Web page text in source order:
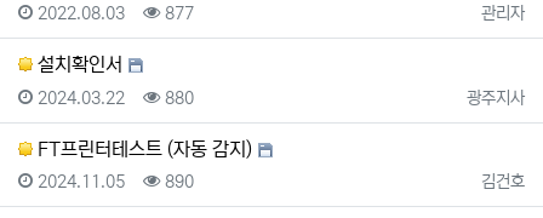
등록자
관리자
등록일
2022.08.03 조회
877
설치확인서
등록자
광주지사
등록일
2024.03.22 조회
880
FT프린터테스트 (자동 감지)
등록자
김건호
등록일
2024.11.05 조회
890